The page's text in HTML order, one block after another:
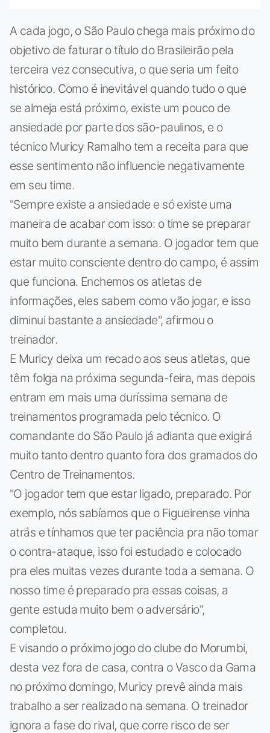
A cada jogo, o São Paulo chega mais próximo do
objetivo de faturar o título do Brasileirão pela
terceira vez consecutiva, o que seria um feito
histórico. Como é inevitável quando tudo o que
se almeja está próximo, existe um pouco de
ansiedade por parte dos são-paulinos, e o
técnico Muricy Ramalho tem a receita para que
esse sentimento não influencie negativamente
em seu time.
"Sempre existe a ansiedade e só existe uma
maneira de acabar com isso: o time se preparar
muito bem durante a semana. O jogador tem que
estar muito consciente dentro do campo, é assim
que funciona. Enchemos os atletas de
informações, eles sabem como vão jogar, e isso
diminui bastante a ansiedade", afirmou o
treinador.
E Muricy deixa um recado aos seus atletas, que
têm folga na próxima segunda-feira, mas depois
entram em mais uma duríssima semana de
treinamentos programada pelo técnico. O
comandante do São Paulo já adianta que exigirá
muito tanto dentro quanto fora dos gramados do
Centro de Treinamentos.
"O jogador tem que estar ligado, preparado. Por
exemplo, nós sabíamos que o Figueirense vinha
atrás e tínhamos que ter paciência pra não tomar
o contra-ataque, isso foi estudado e colocado
pra eles muitas vezes durante toda a semana. O
nosso time é preparado pra essas coisas, a
gente estuda muito bem o adversário",
completou.
E visando o próximo jogo do clube do Morumbi,
desta vez fora de casa, contra o Vasco da Gama
no próximo domingo, Muricy prevê ainda mais
trabalho a ser realizado na semana. O treinador
ignora a fase do rival, que corre risco de ser